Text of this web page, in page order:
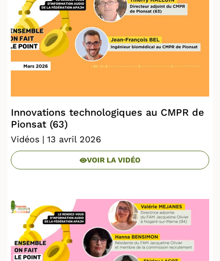
Innovations technologiques au CMPR de
Pionsat (63)
Vidéos | 13 avril 2026
VOIR LA VIDÉO